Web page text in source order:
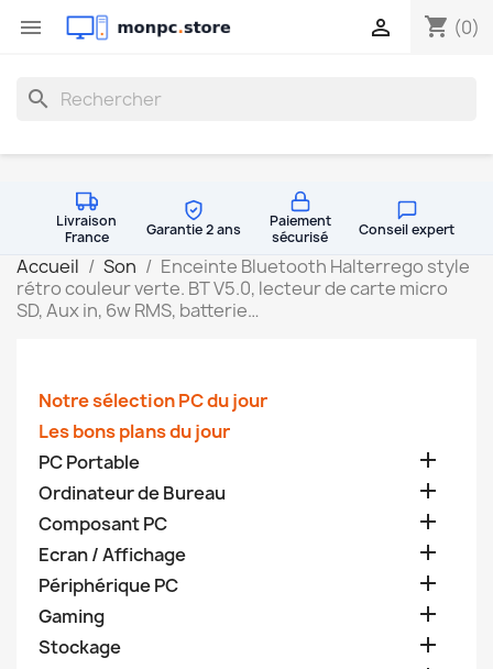
 shopping_cart (0)

search
Livraison
France
Garantie 2 ans
Paiement
sécurisé
Conseil expert
Accueil Son
Enceinte Bluetooth Halterrego style
rétro couleur verte. BT V5.0, lecteur de carte micro
SD, Aux in, 6w RMS, batterie…
Notre sélection PC du jour
Les bons plans du jour
PC Portable

Ordinateur de Bureau 
Composant PC 
Ecran / Affichage 
Périphérique PC 
Gaming 
Stockage 